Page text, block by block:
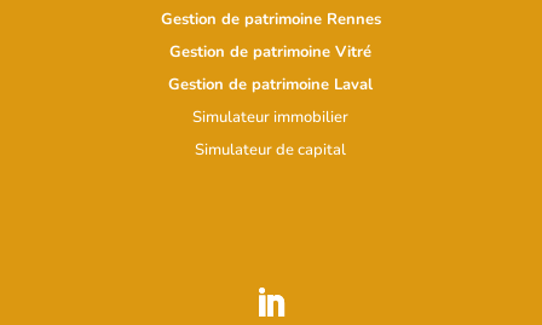
Gestion de patrimoine Rennes
Gestion de patrimoine Vitré
Gestion de patrimoine Laval
Simulateur immobilier
Simulateur de capital